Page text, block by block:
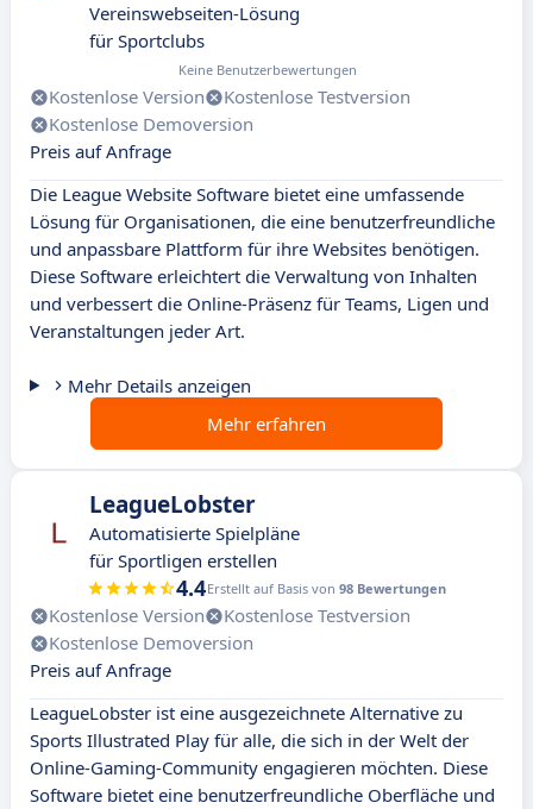
Vereinswebseiten-Lösung
für Sportclubs
Keine Benutzerbewertungen
Kostenlose Version
Kostenlose Testversion
Kostenlose Demoversion
Preis auf Anfrage
Die League Website Software bietet eine umfassende
Lösung für Organisationen, die eine benutzerfreundliche
und anpassbare Plattform für ihre Websites benötigen.
Diese Software erleichtert die Verwaltung von Inhalten
und verbessert die Online-Präsenz für Teams, Ligen und
Veranstaltungen jeder Art.
Mehr Details anzeigen
Mehr erfahren
LeagueLobster
Automatisierte Spielpläne
für Sportligen erstellen
4.4Erstellt auf Basis von 98 Bewertungen
Kostenlose Version
Kostenlose Testversion
Kostenlose Demoversion
Preis auf Anfrage
LeagueLobster ist eine ausgezeichnete Alternative zu
Sports Illustrated Play für alle, die sich in der Welt der
Online-Gaming-Community engagieren möchten. Diese
Software bietet eine benutzerfreundliche Oberfläche und